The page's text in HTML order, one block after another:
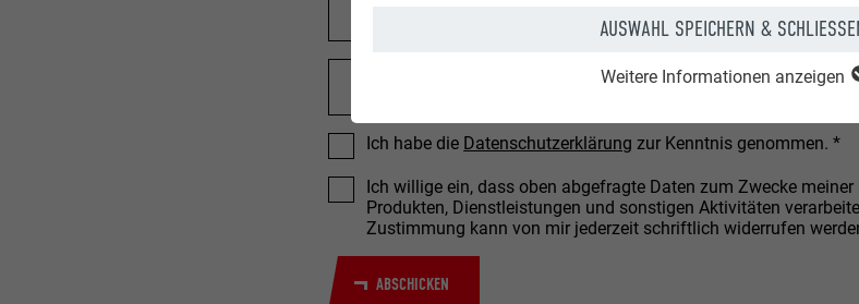
AUSWAHL SPEICHERN & SCHLIESSEN
Weitere Informationen anzeigen
Ich habe die Datenschutzerklärung zur Kenntnis genommen.
Ich willige ein, dass oben abgefragte Daten zum Zwecke
Produkten, Dienstleistungen und sonstigen Aktivitäten
Zustimmung kann von mir jederzeit schriftlich widerrufen
ABSCHICKEN